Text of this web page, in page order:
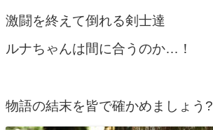
激闘を終えて倒れる剣士達
ルナちゃんは間に合うのか…！
物語の結末を皆で確かめましょう?